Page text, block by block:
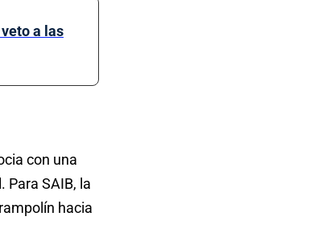
a las
con una
Para SAIB, la
hacia